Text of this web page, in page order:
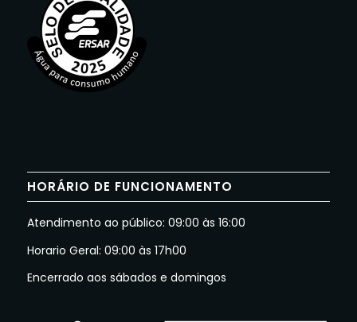
HORÁRIO DE FUNCIONAMENTO
Atendimento ao público: 09:00 às 16:00
Horario Geral: 09:00 às 17h00
Encerrado aos sábados e domingos